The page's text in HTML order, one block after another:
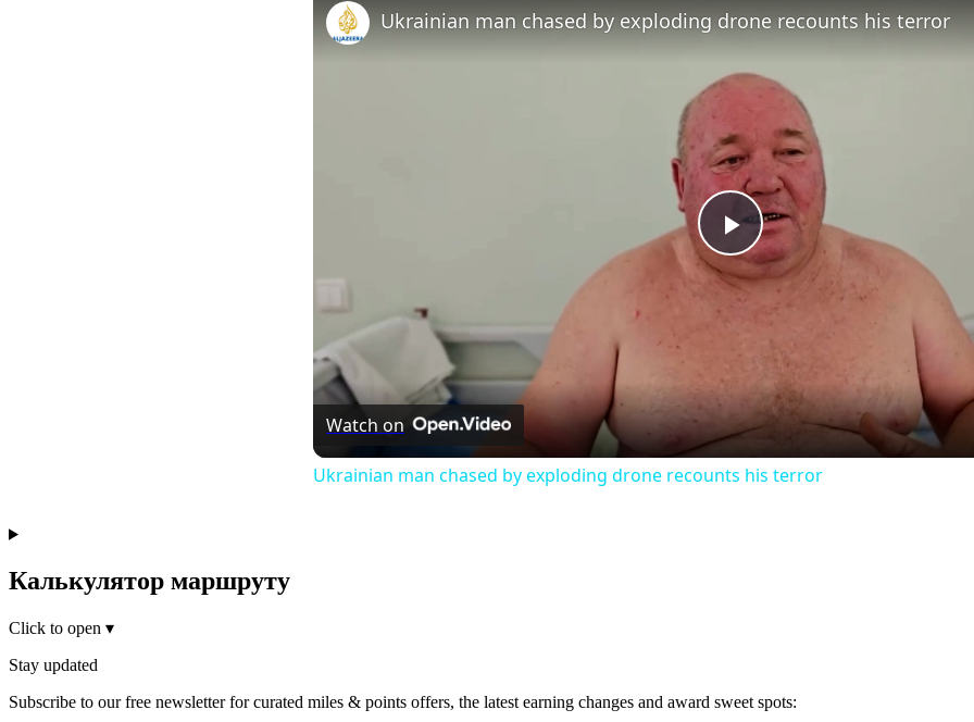
Play
Video
Ukrainian man chased by exploding drone recounts his terror
Watch on
Ukrainian man chased by exploding drone recounts his terror
Калькулятор маршруту
Click to open ▾
Stay updated
Subscribe to our free newsletter for curated miles & points offers, the latest earning changes and award sweet spots: